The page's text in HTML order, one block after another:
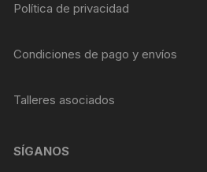
Política de privacidad
Condiciones de pago y envíos
Talleres asociados
SÍGANOS